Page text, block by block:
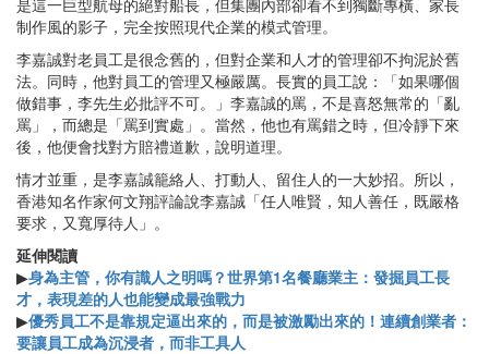
制作風的影子，完全按照現代企業的模式管理。
李嘉誠對老員工是很念舊的，但對企業和人才的管理卻不拘泥於舊
法。同時，他對員工的管理又極嚴厲。長實的員工說：「如果哪個
做錯事，李先生必批評不可。」李嘉誠的罵，不是喜怒無常的「亂
罵」，而總是「罵到實處」。當然，他也有罵錯之時，但冷靜下來
後，他便會找對方賠禮道歉，說明道理。
情才並重，是李嘉誠籠絡人、打動人、留住人的一大妙招。所以，
香港知名作家何文翔評論說李嘉誠「任人唯賢，知人善任，既嚴格
要求，又寬厚待人」。
延伸閱讀
▶身為主管，你有識人之明嗎？世界第1名餐廳業主：發掘員工長
才，表現差的人也能變成最強戰力
▶優秀員工不是靠規定逼出來的，而是被激勵出來的！連續創業者：
要讓員工成為沉浸者，而非工具人